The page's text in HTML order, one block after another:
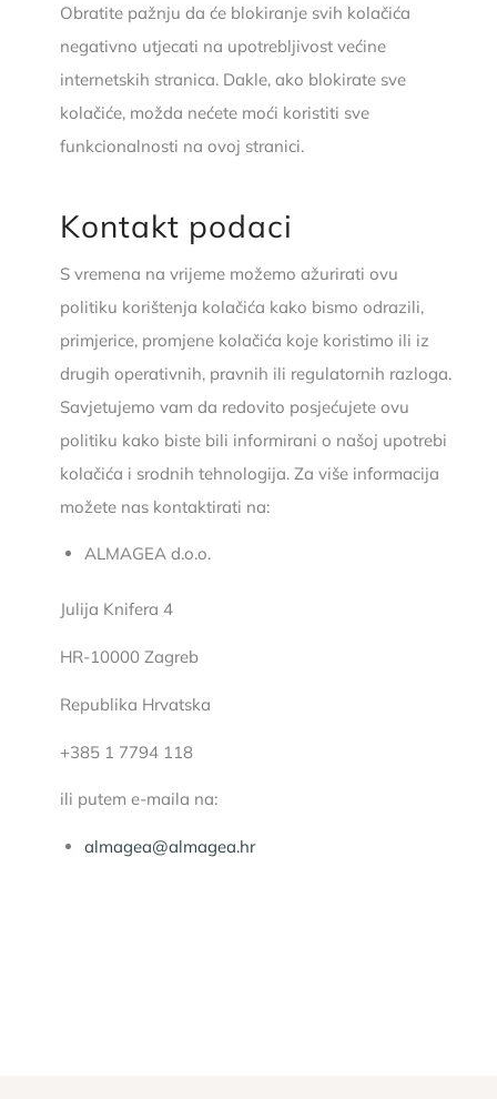
Obratite pažnju da će blokiranje svih kolačića
negativno utjecati na upotrebljivost većine
internetskih stranica. Dakle, ako blokirate sve
kolačiće, možda nećete moći koristiti sve
funkcionalnosti na ovoj stranici.
Kontakt podaci
S vremena na vrijeme možemo ažurirati ovu
politiku korištenja kolačića kako bismo odrazili,
primjerice, promjene kolačića koje koristimo ili iz
drugih operativnih, pravnih ili regulatornih razloga.
Savjetujemo vam da redovito posjećujete ovu
politiku kako biste bili informirani o našoj upotrebi
kolačića i srodnih tehnologija. Za više informacija
možete nas kontaktirati na:
ALMAGEA d.o.o.
Julija Knifera 4
HR-10000 Zagreb
Republika Hrvatska
+385 1 7794 118
ili putem e-maila na:
almagea@almagea.hr